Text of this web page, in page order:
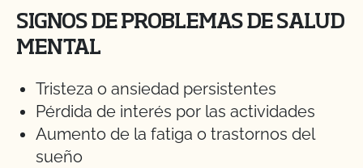
SIGNOS DE PROBLEMAS DE SALUD
MENTAL
Tristeza o ansiedad persistentes
Pérdida de interés por las actividades
Aumento de la fatiga o trastornos del
sueño